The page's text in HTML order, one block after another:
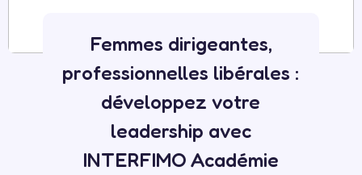
Femmes dirigeantes,
professionnelles libérales :
développez votre
leadership avec
INTERFIMO Académie